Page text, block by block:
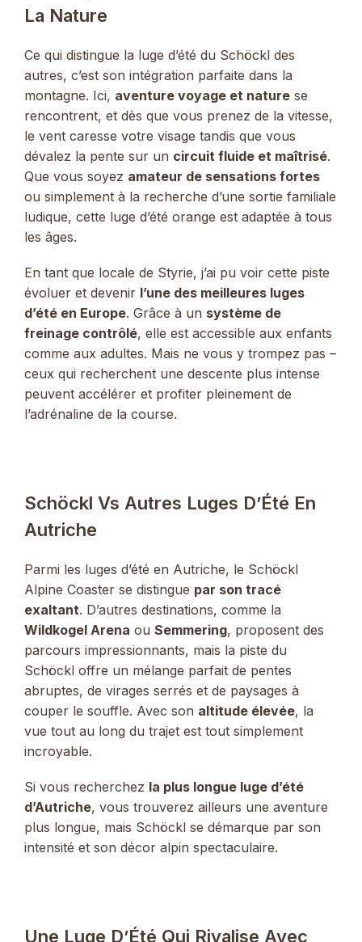
La Nature
Ce qui distingue la luge d’été du Schöckl des
autres, c’est son intégration parfaite dans la
montagne. Ici, aventure voyage et nature se
rencontrent, et dès que vous prenez de la vitesse,
le vent caresse votre visage tandis que vous
dévalez la pente sur un circuit fluide et maîtrisé.
Que vous soyez amateur de sensations fortes
ou simplement à la recherche d’une sortie familiale
ludique, cette luge d’été orange est adaptée à tous
les âges.
En tant que locale de Styrie, j’ai pu voir cette piste
évoluer et devenir l’une des meilleures luges
d’été en Europe. Grâce à un système de
freinage contrôlé, elle est accessible aux enfants
comme aux adultes. Mais ne vous y trompez pas –
ceux qui recherchent une descente plus intense
peuvent accélérer et profiter pleinement de
l’adrénaline de la course.
Schöckl Vs Autres Luges D’Été En
Autriche
Parmi les luges d’été en Autriche, le Schöckl
Alpine Coaster se distingue par son tracé
exaltant. D’autres destinations, comme la
Wildkogel Arena ou Semmering, proposent des
parcours impressionnants, mais la piste du
Schöckl offre un mélange parfait de pentes
abruptes, de virages serrés et de paysages à
couper le souffle. Avec son altitude élevée, la
vue tout au long du trajet est tout simplement
incroyable.
Si vous recherchez la plus longue luge d’été
d’Autriche, vous trouverez ailleurs une aventure
plus longue, mais Schöckl se démarque par son
intensité et son décor alpin spectaculaire.
Une Luge D’Été Qui Rivalise Avec